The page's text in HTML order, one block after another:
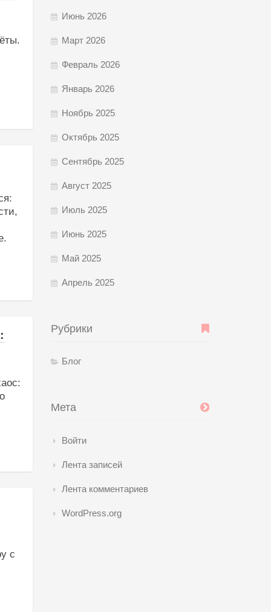
с
Июнь 2026
Март 2026
Февраль 2026
Январь 2026
Ноябрь 2025
Октябрь 2025
Сентябрь 2025
Август 2025
Июль 2025
Июнь 2025
Май 2025
Апрель 2025
Рубрики
Блог
Мета
Войти
Лента записей
Лента комментариев
WordPress.org